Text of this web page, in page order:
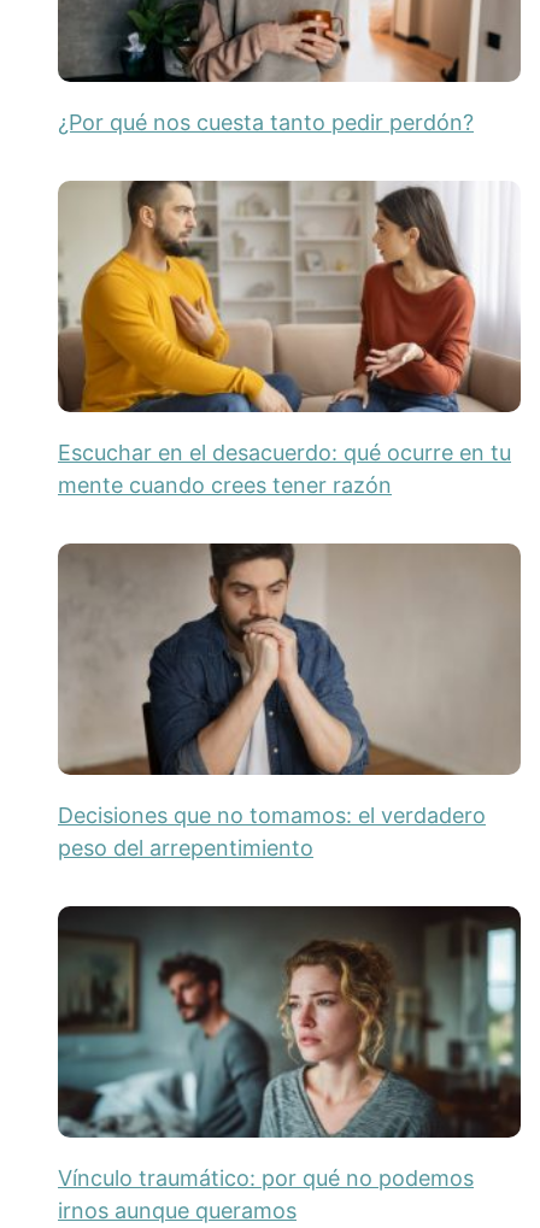
¿Por qué nos cuesta tanto pedir perdón?
Escuchar en el desacuerdo: qué ocurre en tu
mente cuando crees tener razón
Decisiones que no tomamos: el verdadero
peso del arrepentimiento
Vínculo traumático: por qué no podemos
irnos aunque queramos